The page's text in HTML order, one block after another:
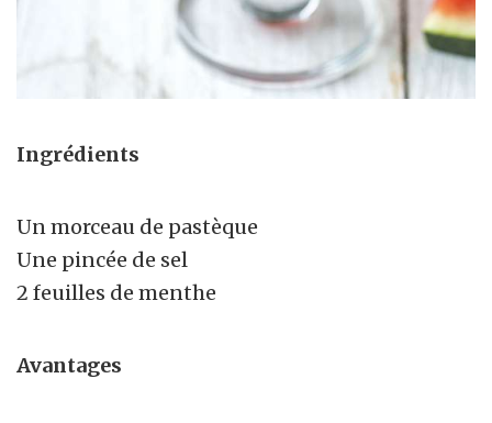
Ingrédients
Un morceau de pastèque
Une pincée de sel
2 feuilles de menthe
Avantages